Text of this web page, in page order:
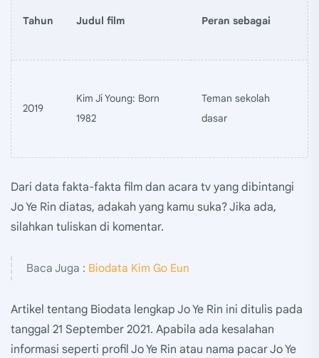
Tahun Judul film Peran sebagai
2019
Kim Ji Young: Born
1982
Teman sekolah
dasar
Dari data fakta-fakta film dan acara tv yang dibintangi
Jo Ye Rin diatas, adakah yang kamu suka? Jika ada,
silahkan tuliskan di komentar.
Baca Juga : Biodata Kim Go Eun
Artikel tentang Biodata lengkap Jo Ye Rin ini ditulis pada
tanggal 21 September 2021. Apabila ada kesalahan
informasi seperti profil Jo Ye Rin atau nama pacar Jo Ye